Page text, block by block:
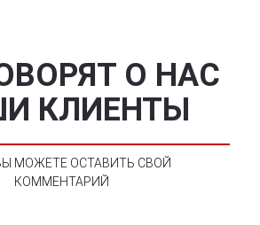
О НАС
КЛИЕНТЫ
МОЖЕТЕ ОСТАВИТЬ СВОЙ
КОММЕНТАРИЙ